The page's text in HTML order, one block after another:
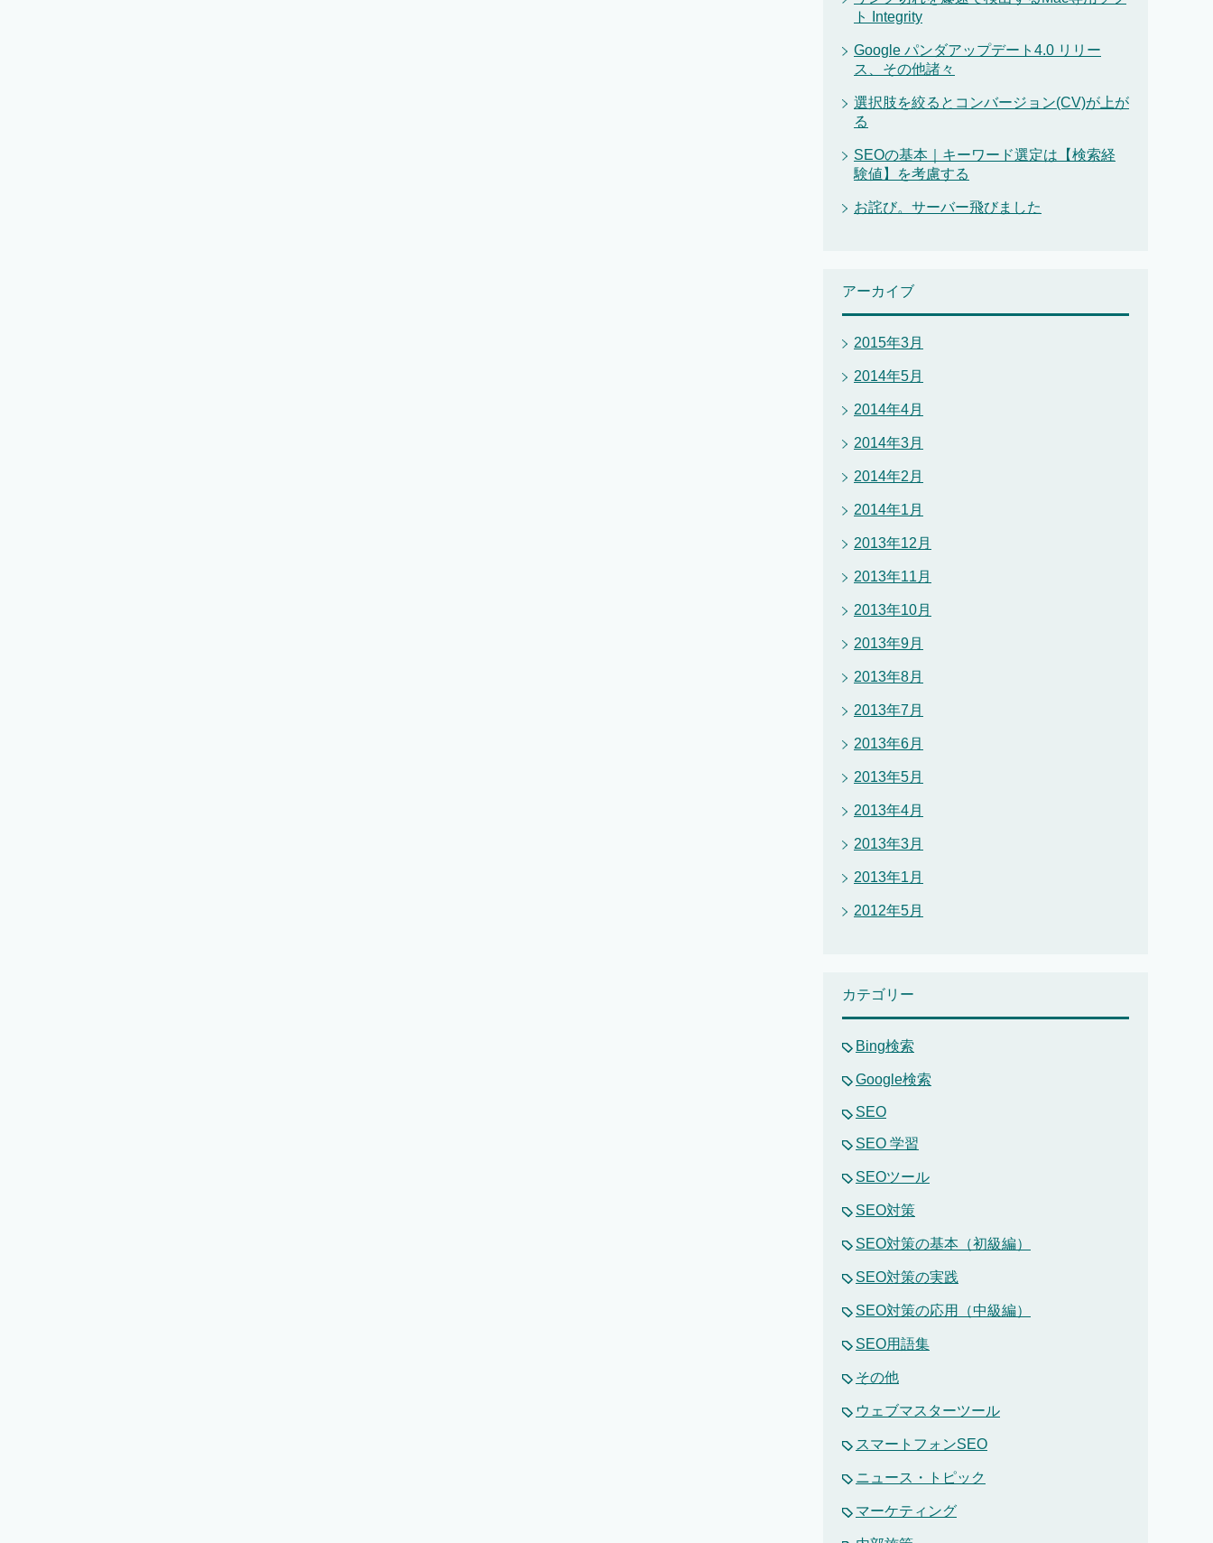
ト Integrity
Google パンダアップデート4.0 リリー
ス、その他諸々
選択肢を絞るとコンバージョン(CV)が上が
る
SEOの基本｜キーワード選定は【検索経
験値】を考慮する
お詫び。サーバー飛びました
アーカイブ
2015年3月
2014年5月
2014年4月
2014年3月
2014年2月
2014年1月
2013年12月
2013年11月
2013年10月
2013年9月
2013年8月
2013年7月
2013年6月
2013年5月
2013年4月
2013年3月
2013年1月
2012年5月
カテゴリー
Bing検索
Google検索
SEO
SEO 学習
SEOツール
SEO対策
SEO対策の基本（初級編）
SEO対策の実践
SEO対策の応用（中級編）
SEO用語集
その他
ウェブマスターツール
スマートフォンSEO
ニュース・トピック
マーケティング